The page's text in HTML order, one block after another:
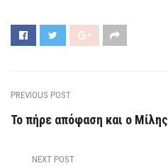
PREVIOUS POST
Το πήρε απόφαση και ο Μίλης
NEXT POST